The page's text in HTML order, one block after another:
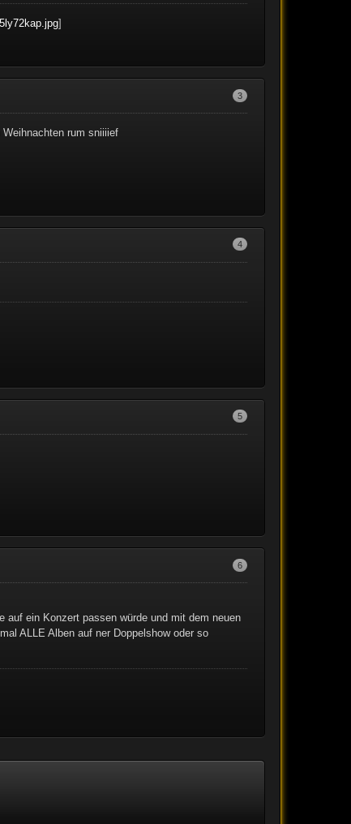
]
3
rum sniiiief
4
5
6
ein Konzert passen würde und mit dem neuen
ALLE Alben auf ner Doppelshow oder so